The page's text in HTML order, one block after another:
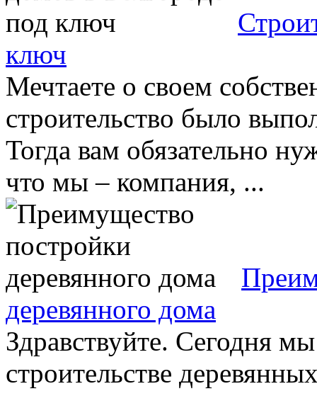
ключ
Мечтаете о своем
строительство было
Тогда вам обязательно
что мы – компания, ...
деревянного дома
Здравствуйте. Сегодня
строительстве